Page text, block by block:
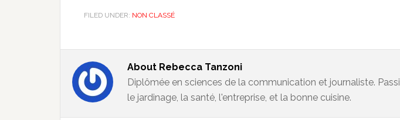
FILED UNDER: NON CLASSÉ
About Rebecca Tanzoni
Diplômée en sciences de la communication et journaliste.
le jardinage, la santé, l'entreprise, et la bonne cuisine.